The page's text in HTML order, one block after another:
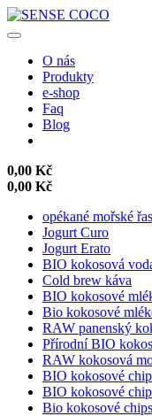
O nás
Produkty
e-shop
Faq
Blog
0,00 Kč
0,00 Kč
opékané mořské
Jogurt Curo
Jogurt Erato
BIO kokosová
Cold brew káva
BIO kokosové
Bio kokosové
RAW panenský
Přírodní BIO
RAW kokosová
BIO kokosové
BIO kokosové
Bio kokosové